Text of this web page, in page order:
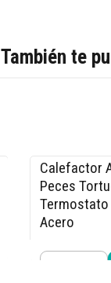
También te
-15% OFF
Calefactor
Peces
Termostato
Acero
$12.740